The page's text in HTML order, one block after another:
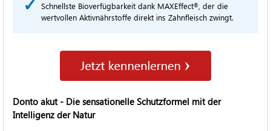
Schnellste Bioverfügbarkeit dank MAXEffect®, der die
wertvollen Aktivnährstoffe direkt ins Zahnfleisch zwingt.
Donto akut - Die sensationelle Schutzformel mit der
Intelligenz der Natur